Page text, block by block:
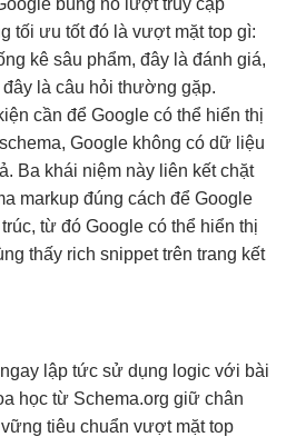
bùng nổ lượt truy cập
tối ưu tốtđó là vượt mặt top gì:
kê sâu phẩm, đây là đánh giá,
là câu hỏi thường gặp.
cần để Google có thể hiển thị
Google không có dữ liệu
Ba khái niệm này liên kết chặt
markup đúng cách để Google
từ đó Google có thể hiển thị
thấy rich snippet trên trang kết
lập tức sử dụng logic với bài
học từ Schema.org giữ chân
tiêu chuẩn vượt mặt top